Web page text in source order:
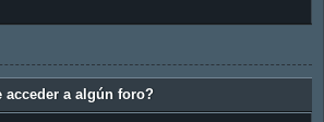
acceder a algún foro?